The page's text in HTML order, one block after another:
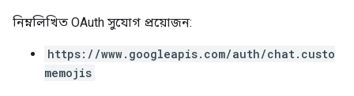
নিম্নলিখিত OAuth সুযোগ প্রয়োজন:
https://www.googleapis.com/auth/chat.custo
memojis